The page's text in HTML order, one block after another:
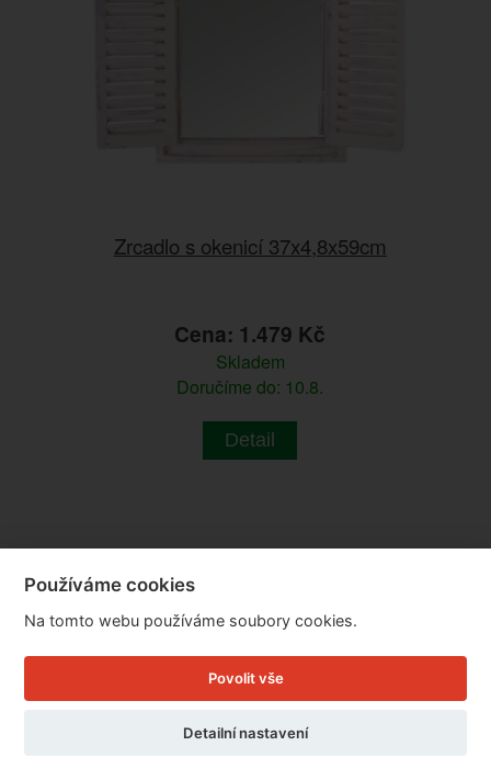
Zrcadlo s okenicí 37x4,8x59cm
Cena: 1.479 Kč
Skladem
Doručíme do: 10.8.
Detail
Používáme cookies
Na tomto webu používáme soubory cookies.
Povolit vše
Detailní nastavení